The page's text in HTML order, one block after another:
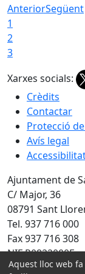
AnteriorSegüent
1
2
3
Xarxes socials:
Crèdits
Contactar
Protecció
Avís legal
Ajuntament de
C/ Major, 36
08791 Sant
Tel. 937 716 000
Fax 937 716 308
NIF P0822000F
Aquest lloc web